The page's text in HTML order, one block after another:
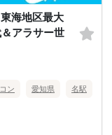
海地区最大
アラサー世
ン 愛知県 名駅